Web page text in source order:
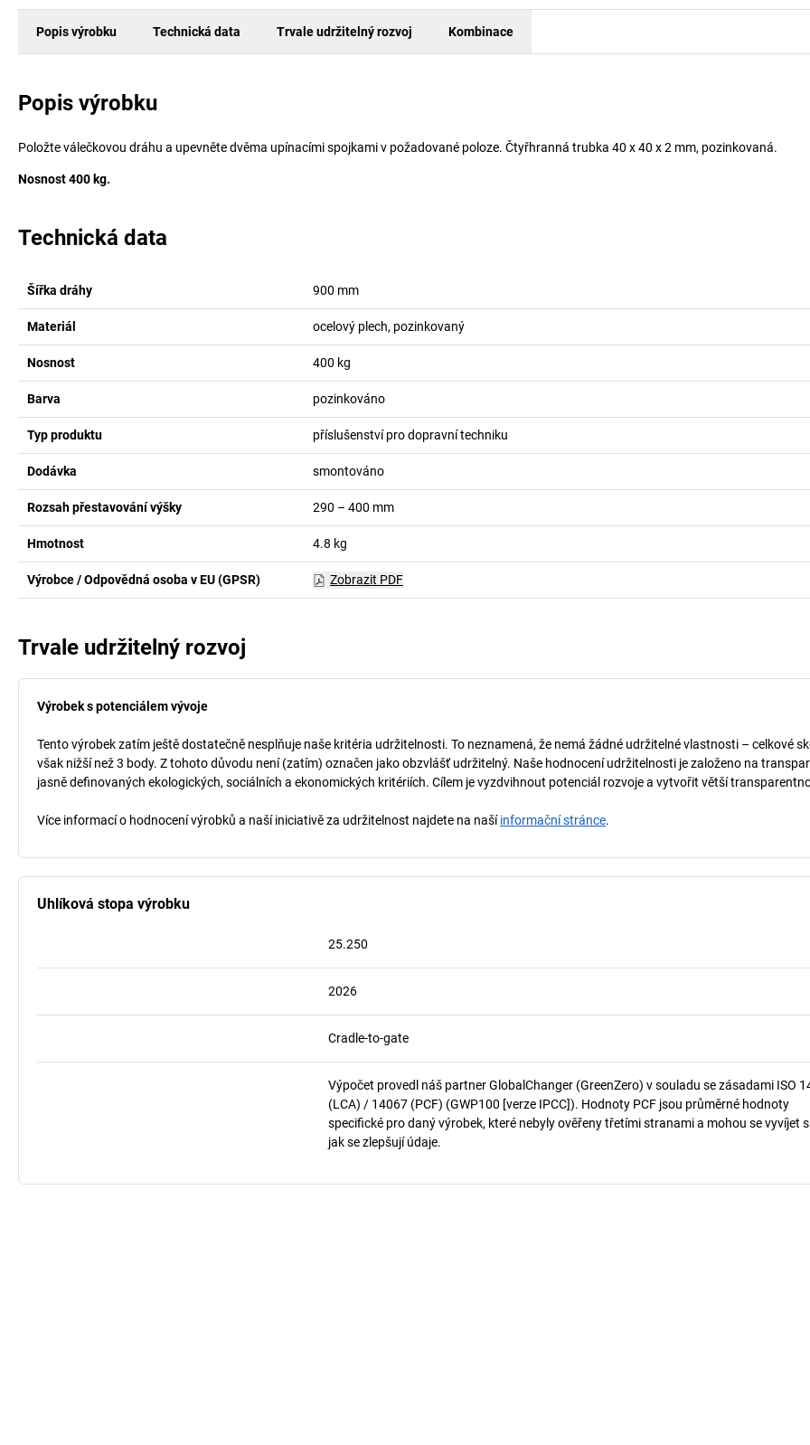
Popis výrobku Technická data Trvale udržitelný rozvoj Kombinace
Popis výrobku
Položte válečkovou dráhu a upevněte dvěma upínacími spojkami v požadované poloze. Čtyřhranná trubka 40 x 40 x 2 mm, pozinkovaná.
Nosnost 400 kg.
Technická data
Šířka dráhy 900 mm
Materiál ocelový plech, pozinkovaný
Nosnost 400 kg
Barva pozinkováno
Typ produktu příslušenství pro dopravní techniku
Dodávka smontováno
Rozsah přestavování výšky 290 – 400 mm
Hmotnost 4.8 kg
Výrobce / Odpovědná osoba v EU (GPSR) Zobrazit PDF
Trvale udržitelný rozvoj
Výrobek s potenciálem vývoje
Tento výrobek zatím ještě dostatečně nesplňuje naše kritéria udržitelnosti. To neznamená, že nemá žádné udržitelné vlastnosti – celkové
však nižší než 3 body. Z tohoto důvodu není (zatím) označen jako obzvlášť udržitelný. Naše hodnocení udržitelnosti je založeno na
jasně definovaných ekologických, sociálních a ekonomických kritériích. Cílem je vyzdvihnout potenciál rozvoje a vytvořit větší
Více informací o hodnocení výrobků a naší iniciativě za udržitelnost najdete na našíinformační stránce.
Uhlíková stopa výrobku
25.250
2026
Cradle-to-gate
Výpočet provedl náš partner GlobalChanger (GreenZero) v souladu se zásadami ISO
(LCA) / 14067 (PCF) (GWP100 [verze IPCC]). Hodnoty PCF jsou průměrné hodnoty
specifické pro daný výrobek, které nebyly ověřeny třetími stranami a mohou se vyvíjet
jak se zlepšují údaje.